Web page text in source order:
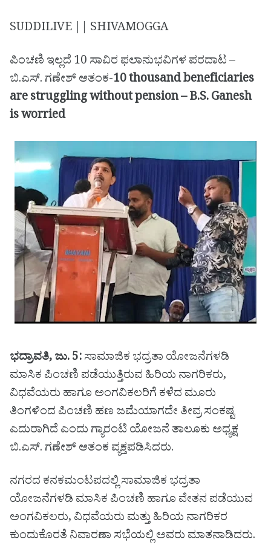
SUDDILIVE || SHIVAMOGGA
ಪಿಂಚಣಿ ಇಲ್ಲದೆ 10 ಸಾವಿರ ಫಲಾನುಭವಿಗಳ ಪರದಾಟ –
ಬಿ.ಎಸ್. ಗಣೇಶ್ ಆತಂಕ-10 thousand beneficiaries
are struggling without pension – B.S. Ganesh
is worried
ಭದ್ರಾವತಿ, ಜು. 5:ಸಾಮಾಜಿಕ ಭದ್ರತಾ ಯೋಜನೆಗಳಡಿ
ಮಾಸಿಕ ಪಿಂಚಣಿ ಪಡೆಯುತ್ತಿರುವ ಹಿರಿಯ ನಾಗರಿಕರು,
ವಿಧವೆಯರು ಹಾಗೂ ಅಂಗವಿಕಲರಿಗೆ ಕಳೆದ ಮೂರು
ತಿಂಗಳಿಂದ ಪಿಂಚಣಿ ಹಣ ಜಮೆಯಾಗದೇ ತೀವ್ರ ಸಂಕಷ್ಟ
ಎದುರಾಗಿದೆ ಎಂದು ಗ್ಯಾರಂಟಿ ಯೋಜನೆ ತಾಲೂಕು ಅಧ್ಯಕ್ಷ
ಬಿ.ಎಸ್. ಗಣೇಶ್ ಆತಂಕ ವ್ಯಕ್ತಪಡಿಸಿದರು.
ನಗರದ ಕನಕಮಂಟಪದಲ್ಲಿ ಸಾಮಾಜಿಕ ಭದ್ರತಾ
ಯೋಜನೆಗಳಡಿ ಮಾಸಿಕ ಪಿಂಚಣಿ ಹಾಗೂ ವೇತನ ಪಡೆಯುವ
ಅಂಗವಿಕಲರು, ವಿಧವೆಯರು ಮತ್ತು ಹಿರಿಯ ನಾಗರಿಕರ
ಕುಂದುಕೊರತೆ ನಿವಾರಣಾ ಸಭೆಯಲ್ಲಿ ಅವರು ಮಾತನಾಡಿದರು.